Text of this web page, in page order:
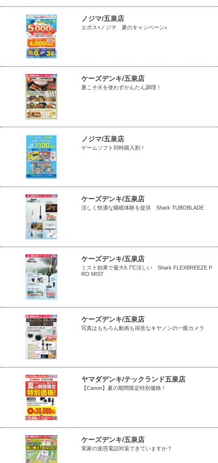
ノジマ/五泉店
エポス×ノジマ 夏のキャンペーン♪
ケーズデンキ/五泉店
夏こそ火を使わずかんたん調理！
ノジマ/五泉店
ゲームソフト同時購入割！
ケーズデンキ/五泉店
涼しく快適な睡眠体験を提供 Shark TUBOBLADE
ケーズデンキ/五泉店
ミスト効果で最大6.7℃涼しい Shark FLEXBREEZE P
RO MIST
ケーズデンキ/五泉店
写真はもちろん動画も得意なキヤノンの一眼カメラ
ヤマダデンキ/テックランド五泉店
【Canon】夏の期間限定特別価格！
ケーズデンキ/五泉店
実家の迷惑電話対策できていますか？